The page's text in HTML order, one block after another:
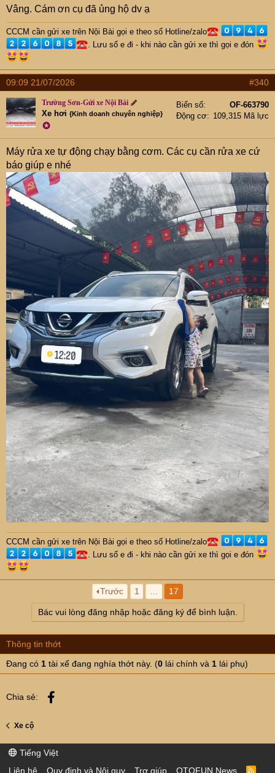
Vâng. Cám ơn cụ đã ủng hộ dv ạ
CCCM cần gửi xe trên Nội Bài gọi e theo số Hotline/zalo
. Lưu số e đi - khi nào cần gửi xe thì gọi e đón
09:09 21/07/2026 #340
Trường Sơn-Gửi xe Nội Bài
Xe hơi {Kinh doanh chuyên nghiệp}
✪
Biển số
OF-663790
Động cơ
109,315 Mã lực
Máy rửa xe tự động chạy bằng cơm. Các cụ cần rửa xe cứ
báo giúp e nhé
CCCM cần gửi xe trên Nội Bài gọi e theo số Hotline/zalo
. Lưu số e đi - khi nào cần gửi xe thì gọi e đón
Trước 1 17
Bác vui lòng đăng nhập hoặc đăng ký để bình luận.
Thông tin thớt
Đang có 1 tài xế đang nghía thớt này. (0 lái chính và 1 lái phụ)
Chia sẻ:
Xe cộ
Tiếng Việt
Liên hệ
Quy định và Nội quy Trợ giúp OTOFUN News R